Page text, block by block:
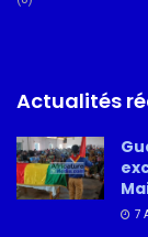
Actualités
7